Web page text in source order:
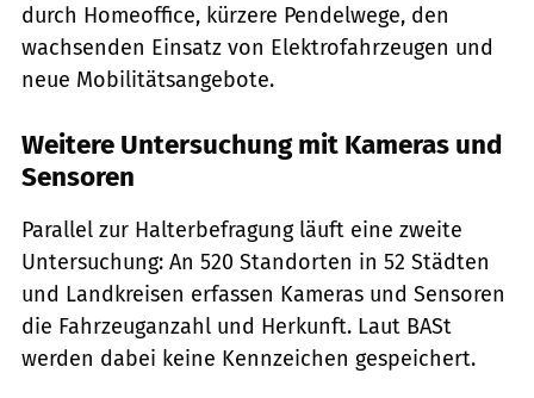
durch Homeoffice, kürzere Pendelwege, den
wachsenden Einsatz von Elektrofahrzeugen und
neue Mobilitätsangebote.
Weitere Untersuchung mit Kameras und
Sensoren
Parallel zur Halterbefragung läuft eine zweite
Untersuchung: An 520 Standorten in 52 Städten
und Landkreisen erfassen Kameras und Sensoren
die Fahrzeuganzahl und Herkunft. Laut BASt
werden dabei keine Kennzeichen gespeichert.